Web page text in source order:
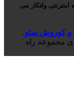
ولتکار می
و کوروش سئو.
مجموعه راه